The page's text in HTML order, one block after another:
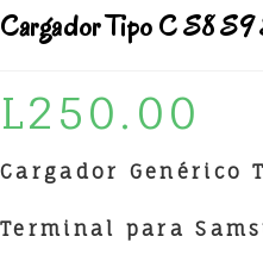
Cargador Tipo C S8 S9
L250.00
Cargador Genérico
Terminal para